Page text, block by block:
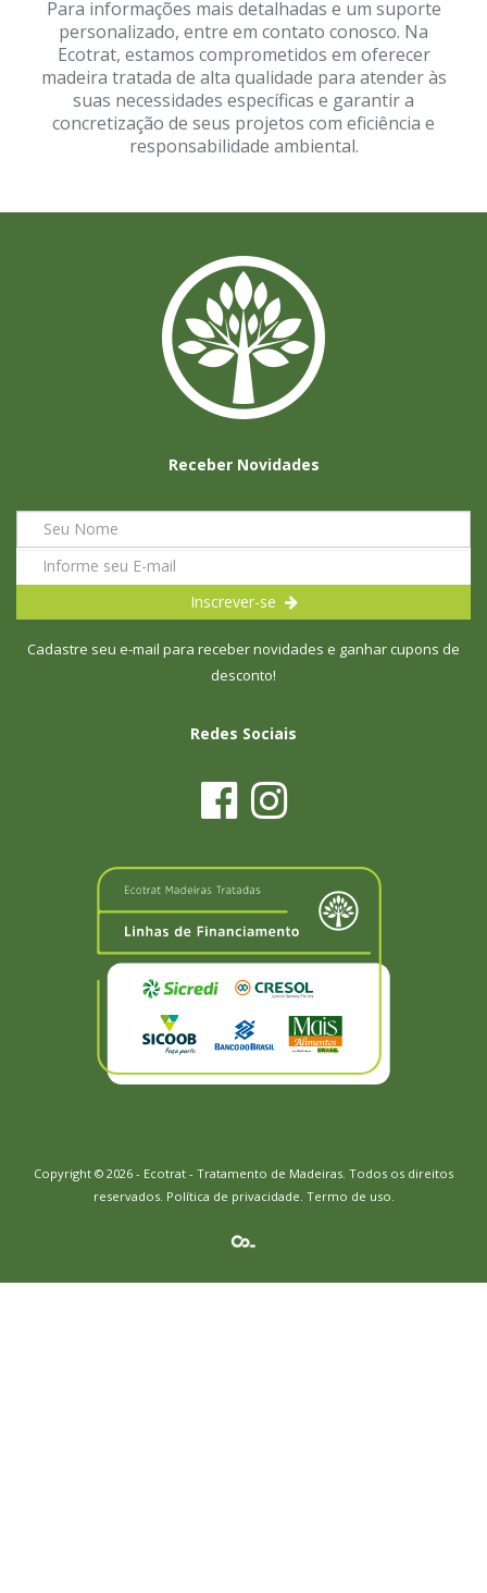
Para informações mais detalhadas e um suporte
personalizado, entre em contato conosco. Na
Ecotrat, estamos comprometidos em oferecer
madeira tratada de alta qualidade para atender às
suas necessidades específicas e garantir a
concretização de seus projetos com eficiência e
responsabilidade ambiental.
Receber Novidades
Inscrever-se
Cadastre seu e-mail para receber novidades e ganhar cupons de
desconto!
Redes Sociais
Copyright © 2026 - Ecotrat - Tratamento de Madeiras. Todos os direitos
reservados. Política de privacidade Termo de uso.